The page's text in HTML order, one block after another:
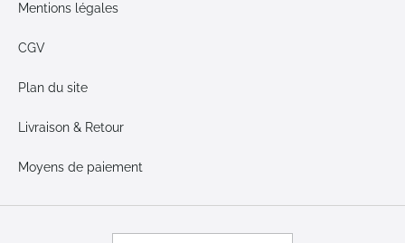
Mentions légales
CGV
Plan du site
Livraison & Retour
Moyens de paiement